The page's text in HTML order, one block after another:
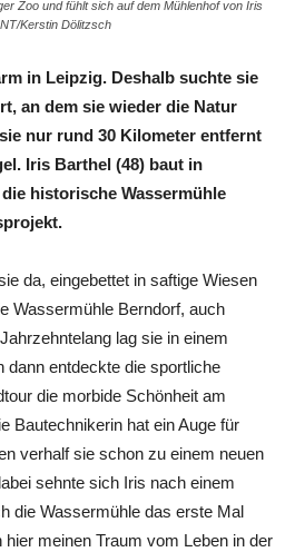
Zoo und fühlt sich auf dem Mühlenhof von Iris
Kerstin Dölitzsch
in Leipzig. Deshalb suchte sie
an dem sie wieder die Natur
nur rund 30 Kilometer entfernt
Iris Barthel (48) baut in
historische Wassermühle
da, eingebettet in saftige Wiesen
Wassermühle Berndorf, auch
lag sie in einem
dann entdeckte die sportliche
die morbide Schönheit am
Bautechnikerin hat ein Auge für
verhalf sie schon zu einem neuen
sehnte sich Iris nach einem
die Wassermühle das erste Mal
meinen Traum vom Leben in der